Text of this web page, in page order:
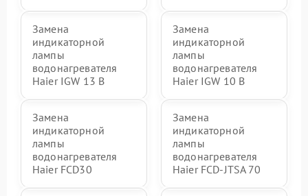
Замена
индикаторной
лампы
водонагревателя
Haier IGW 13 B
Замена
индикаторной
лампы
водонагревателя
Haier IGW 10 B
Замена
индикаторной
лампы
водонагревателя
Haier FCD30
Замена
индикаторной
лампы
водонагревателя
Haier FCD-JTSA 70